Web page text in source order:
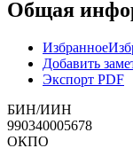
Общая
Избранное
Добавить
Экспорт PDF
БИН/ИИН
990340005678
ОКПО